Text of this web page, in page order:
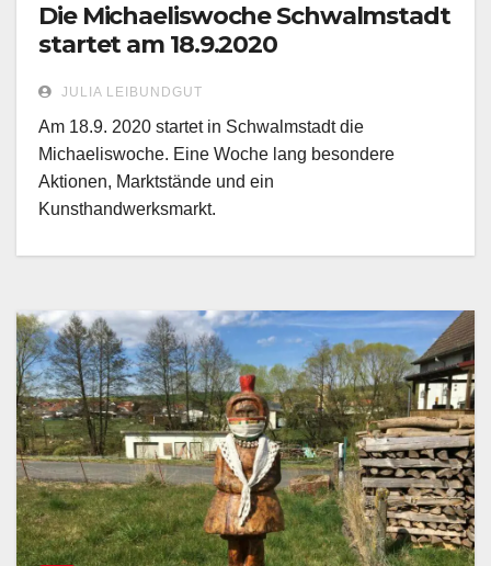
Die Michaeliswoche Schwalmstadt
startet am 18.9.2020
JULIA LEIBUNDGUT
Am 18.9. 2020 startet in Schwalmstadt die
Michaeliswoche. Eine Woche lang besondere
Aktionen, Marktstände und ein
Kunsthandwerksmarkt.